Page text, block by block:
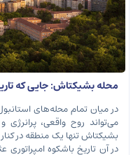
محله بشیکتاش: جایی که
نفس می‌کشد
می‌تواند روح واقعی،
بشیکتاش تنها یک منطقه در
در آن تاریخ باشکوه